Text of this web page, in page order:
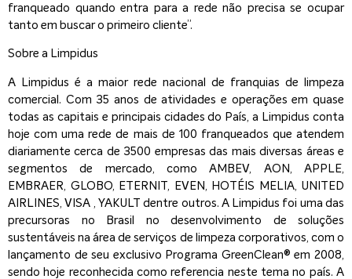
franqueado quando entra para a rede não precisa se ocupar
tanto em buscar o primeiro cliente”.
Sobre a Limpidus
A Limpidus é a maior rede nacional de franquias de limpeza
comercial. Com 35 anos de atividades e operações em quase
todas as capitais e principais cidades do País, a Limpidus conta
hoje com uma rede de mais de 100 franqueados que atendem
diariamente cerca de 3500 empresas das mais diversas áreas e
segmentos de mercado, como AMBEV, AON, APPLE,
EMBRAER, GLOBO, ETERNIT, EVEN, HOTÉIS MELIA, UNITED
AIRLINES, VISA , YAKULT dentre outros. A Limpidus foi uma das
precursoras no Brasil no desenvolvimento de soluções
sustentáveis na área de serviços de limpeza corporativos, com o
lançamento de seu exclusivo Programa GreenClean® em 2008,
sendo hoje reconhecida como referencia neste tema no país. A